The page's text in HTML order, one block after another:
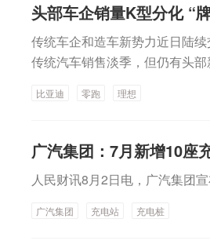
9亿元智能燃气表合同智光电气
合计8096.02万元项目【重大
热模组及配件建设项目等智动
子专用材料产业化等项目博深
道业务盈峰环境：全资子公司
阶段停车检修*ST萃华：控股股
监会立案联创光电：公司及实
请获上交所受理永安行：定增
【热点】3连板德龙汇能：控股
声控股权埃斯顿：全资子公司
熵基科技：拟3000万元—6000
购股份惠云钛业：拟2000万
金重工：与挪威船东签署约10
采矿合同金卡智能：子公司签
配件建设项目等智动力：拟投
头部车企销量K型分化 “
传统车企和造车新势力近日陆
传统汽车销售淡季，但仍有头
源：AI生成比亚迪‌以‌41.9万辆‌
张谁在上升、谁在挣扎的分割
预计达到152万辆，环比下降
预计在98万辆左右，环比微降
业内认为，传统淡季叠加上半
比亚迪 零跑 理想
广汽集团：7月新增10座
人民财讯8月2日电，广汽集团
广汽集团 充电站 充电桩